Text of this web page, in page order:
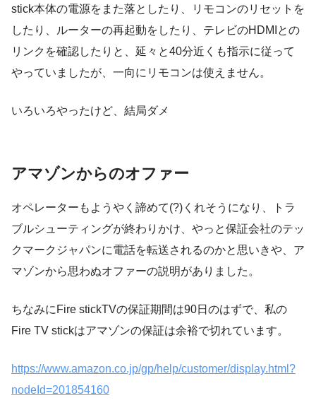
stick本体の電源をまた落としたり、リモコンのリセットを
したり、ルーターの再起動をしたり、テレビのHDMIとの
リンクを確認したりと、延々と40分近くも指示に従って
やっていましたが、一向にリモコンは使えません。
いろいろやったけど、結局ダメ
アマゾンからのオファー
オペレーターもようやく諦めて(?)くれそうになり、トラ
ブルシューティングが終わりかけ、やっと保証会社のテッ
クマークジャパンに電話を転送されるのかと思いきや、ア
マゾンから思わぬオファーの説明がありました。
ちなみにFire stickTVの保証期間は90日のはずで、私の
Fire TV stickはアマゾンの保証は余裕で切れています。
https://www.amazon.co.jp/gp/help/customer/display.html?
nodeId=201854160